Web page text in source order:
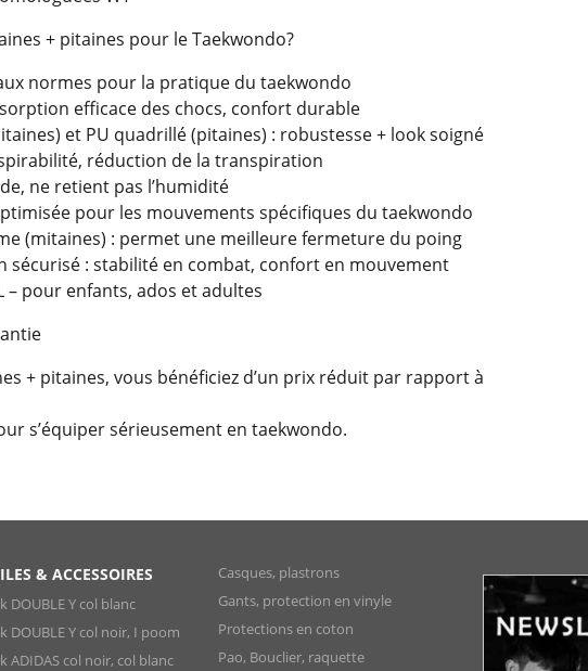
+ pitaines pour le Taekwondo?
normes pour la pratique du taekwondo
efficace des chocs, confort durable
et PU quadrillé (pitaines) : robustesse + look soigné
réduction de la transpiration
ne retient pas l’humidité
pour les mouvements spécifiques du taekwondo
(mitaines) : permet une meilleure fermeture du poing
sécurisé : stabilité en combat, confort en mouvement
– pour enfants, ados et adultes
+ pitaines, vous bénéficiez d’un prix réduit par rapport à
s’équiper sérieusement en taekwondo.
& ACCESSOIRES
DOUBLE Y col blanc
DOUBLE Y col noir, I poom
ADIDAS col noir, col blanc
Casques, plastrons
Gants, protection en vinyle
Protections en coton
Pao, Bouclier, raquette